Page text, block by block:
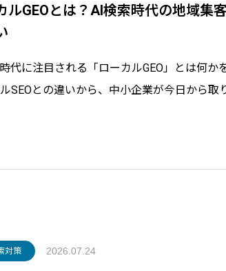
ルGEOとは？AI検索時代の地域集
代に注目される「ローカルGEO」とは何か
SEOとの違いから、中小企業が今日から取
対策 2026.07.24